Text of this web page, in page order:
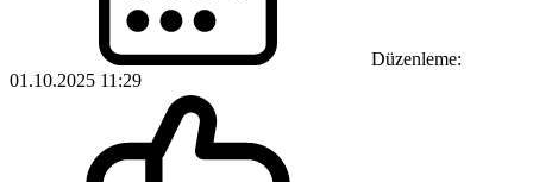
Düzenleme:
01.10.2025 11:29